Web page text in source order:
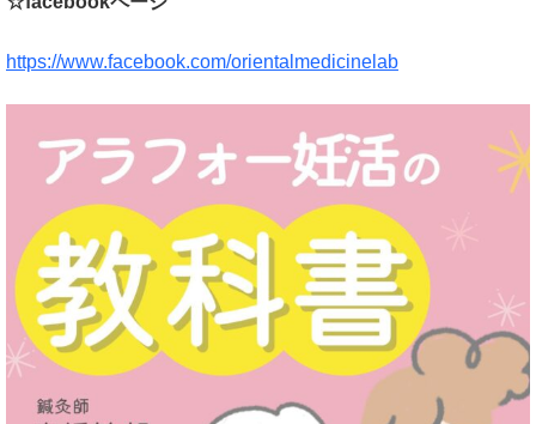
https://www.facebook.com/orientalmedicinelab